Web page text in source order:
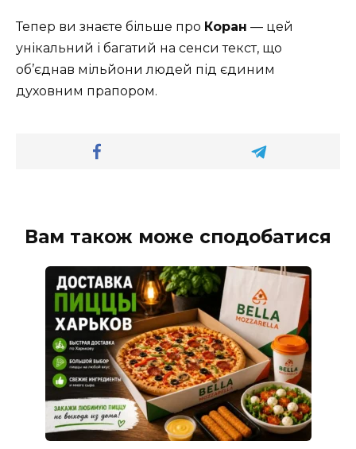
Тепер ви знаєте більше про Коран — цей
унікальний і багатий на сенси текст, що
об’єднав мільйони людей під єдиним
духовним прапором.
Вам також може сподобатися